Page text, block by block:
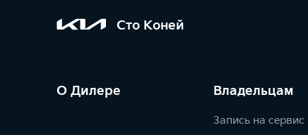
Сто Коней
О Дилере Владельцам
Запись на сервис